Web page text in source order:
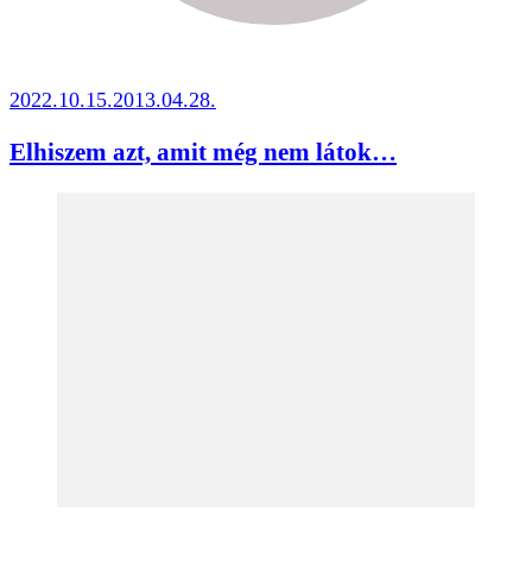
2022.10.15.2013.04.28.
Elhiszem azt, amit még nem látok…